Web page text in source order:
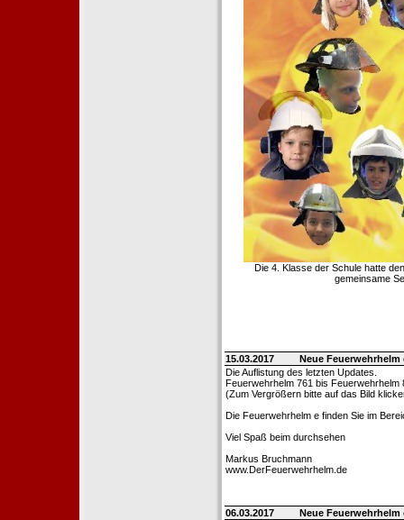
Die 4. Klasse der Schule hatte
gemeinsame
15.03.2017
Neue
Die Auflistung des letzten Updates.
Feuerwehrhelm 761 bis Feuerwehrhelm
(Zum Vergrößern bitte auf das Bild
Die Feuerwehrhelm e finden Sie im
Viel Spaß beim durchsehen
Markus Bruchmann
www.DerFeuerwehrhelm.de
06.03.2017
Neue